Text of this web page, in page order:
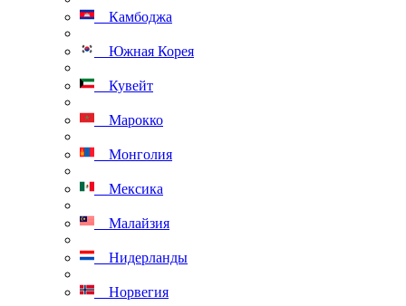
Камбоджа
Южная Корея
Кувейт
Марокко
Монголия
Мексика
Малайзия
Нидерланды
Норвегия